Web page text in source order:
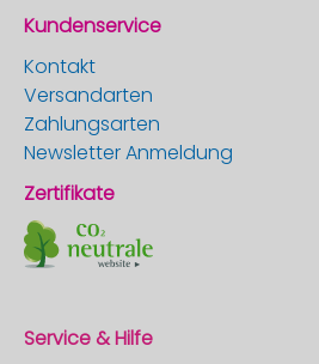
Kundenservice
Kontakt
Versandarten
Zahlungsarten
Newsletter Anmeldung
Zertifikate
Service & Hilfe